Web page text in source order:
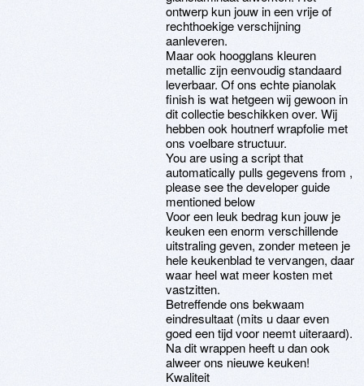
ontwerp kun jouw in een vrije of
rechthoekige verschijning
aanleveren.
Maar ook hoogglans kleuren
metallic zijn eenvoudig standaard
leverbaar. Of ons echte pianolak
finish is wat hetgeen wij gewoon in
dit collectie beschikken over. Wij
hebben ook houtnerf wrapfolie met
ons voelbare structuur.
You are using a script that
automatically pulls gegevens from ,
please see the developer guide
mentioned below
Voor een leuk bedrag kun jouw je
keuken een enorm verschillende
uitstraling geven, zonder meteen je
hele keukenblad te vervangen, daar
waar heel wat meer kosten met
vastzitten.
Betreffende ons bekwaam
eindresultaat (mits u daar even
goed een tijd voor neemt uiteraard).
Na dit wrappen heeft u dan ook
alweer ons nieuwe keuken!
Kwaliteit